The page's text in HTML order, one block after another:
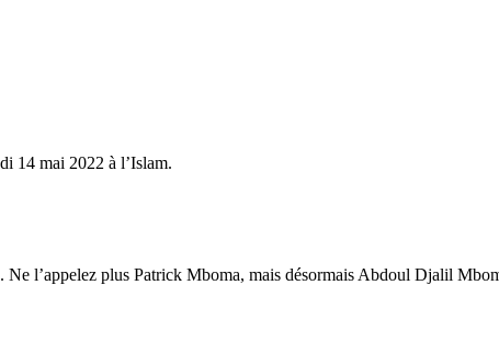
14 mai 2022 à l’Islam.
Ne l’appelez plus Patrick Mboma, mais désormais Abdoul Djalil